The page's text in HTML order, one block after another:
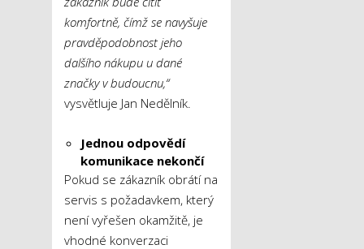
komfortně, čímž se navyšuje
pravděpodobnost jeho
dalšího nákupu u dané
značky v budoucnu,“
vysvětluje Jan Nedělník.
Jednou odpovědí
komunikace nekončí
Pokud se zákazník obrátí na
servis s požadavkem, který
není vyřešen okamžitě, je
vhodné konverzaci